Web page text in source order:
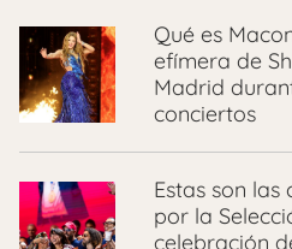
Qué es
efímera de
Madrid
conciertos
Estas son las
por la
celebración